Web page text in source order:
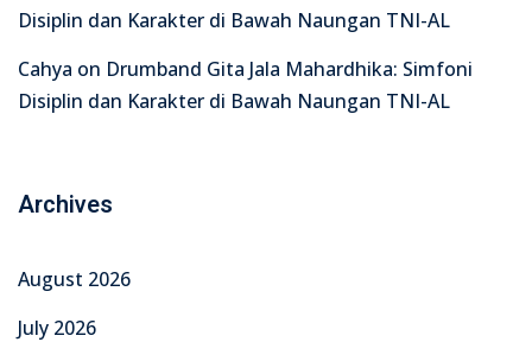
Disiplin dan Karakter di Bawah Naungan TNI-AL
Cahya on Drumband Gita Jala Mahardhika: Simfoni
Disiplin dan Karakter di Bawah Naungan TNI-AL
Archives
August 2026
July 2026